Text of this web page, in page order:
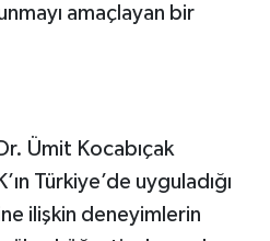
amaçlayan bir
Ümit Kocabıçak
Türkiye’de uyguladığı
ilişkin deneyimlerin